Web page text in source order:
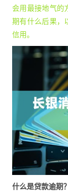
会用最接地气的
期有什么后果，
信用。
什么是贷款逾期？